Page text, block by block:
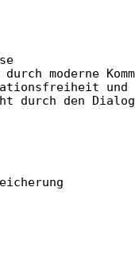
moderne
durch den